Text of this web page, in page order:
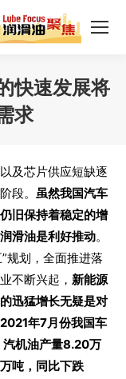
快速发展将
求
及芯片供应短缺逐
段。 虽然我国汽车
旧保持着稳定的增
滑油是利好推动。
规划，全面推进落
不断兴起， 新能源
迅猛增长无疑是对
2021年7月份我国车
机油产量8.20万
吨，同比下跌